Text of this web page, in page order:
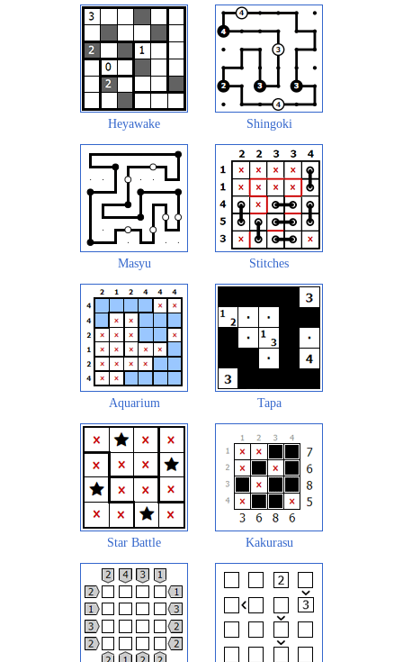
Heyawake Shingoki
Masyu Stitches
Aquarium Tapa
Star Battle Kakurasu